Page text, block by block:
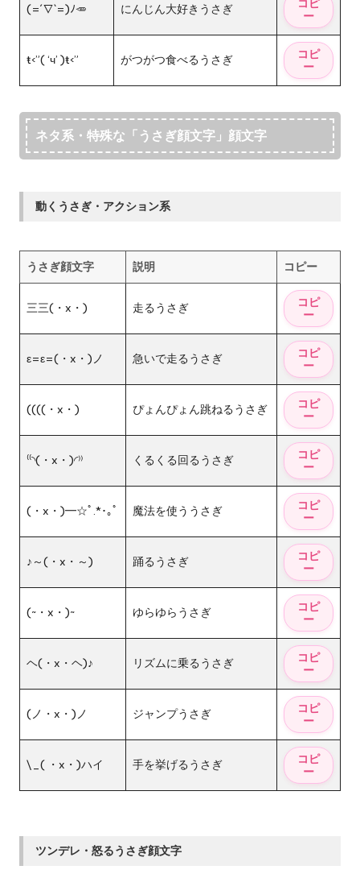
(=´∇`=)ﾉ🥕 にんじん大好きうさぎ
ŧ‹”( ‘ч’ )ŧ‹” がつがつ食べるうさぎ
ネタ系・特殊な「うさぎ顔文字」顔文字
動くうさぎ・アクション系
うさぎ顔文字 説明 コピー
三三(・x・) 走るうさぎ
ε=ε=(・x・)ノ 急いで走るうさぎ
((((・x・) ぴょんぴょん跳ねるうさぎ
⁽⁽◝(・x・)◜⁾⁾ くるくる回るうさぎ
(・x・)━☆ﾟ.*･｡ﾟ 魔法を使ううさぎ
♪～(・x・～) 踊るうさぎ
(~・x・)~ ゆらゆらうさぎ
ヘ(・x・ヘ)♪ リズムに乗るうさぎ
(ノ・x・)ノ ジャンプうさぎ
\_( ・x・)ハイ 手を挙げるうさぎ
ツンデレ・怒るうさぎ顔文字